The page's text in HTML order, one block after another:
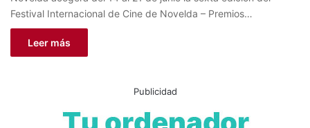
Festival Internacional de Cine de Novelda – Premios…
Leer más
Publicidad